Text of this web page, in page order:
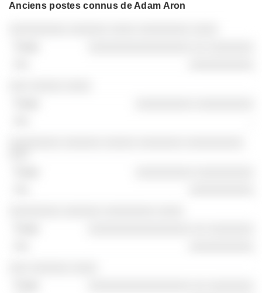
Anciens postes connus de Adam Aron